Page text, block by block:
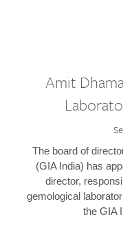
Amit
The board of
(GIA India) has
director,
gemological
the GIA